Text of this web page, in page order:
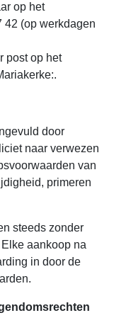
op het
42 (op werkdagen
post op het
door
naar verwezen
van
primeren
steeds zonder
aankoop na
in door de